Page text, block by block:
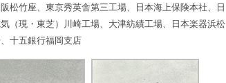
松竹座、東京秀英舎第三工場、日本海上保険本社、日
（現・東芝）川崎工場、大津紡績工場、日本楽器浜松
十五銀行福岡支店